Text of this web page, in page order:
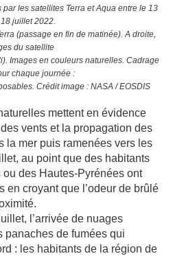
par les satellites Terra et Aqua entre le 13
juillet 2022.
(passage en fin de matinée). A droite,
du satellite
Images en couleurs naturelles. Cadrage
chaque journée :
Crédit image : NASA / EOSDIS
mettent en évidence
vents et la propagation des
la mer puis ramenées vers les
au point que des habitants
des Hautes-Pyrénées ont
en croyant que l’odeur de brûlé
l’arrivée de nuages
panaches de fumées qui
: les habitants de la région de